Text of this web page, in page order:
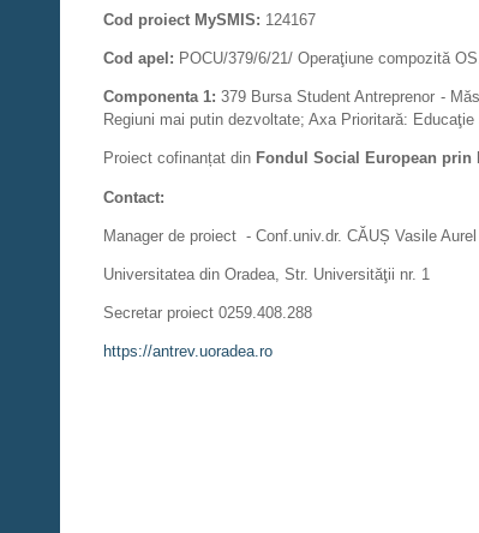
Cod proiect MySMIS: 124167
Cod apel: POCU/379/6/21/ Operaţiune compozită
Componenta 1: 379 Bursa Student Antreprenor -
Regiuni mai putin dezvoltate; Axa Prioritară:
Proiect cofinanțat din Fondul Social European prin
Contact:
Manager de proiect -
Universitatea din Oradea, Str. Universităţii nr. 1
Secretar proiect 0259.408.288
https://antrev.uoradea.ro